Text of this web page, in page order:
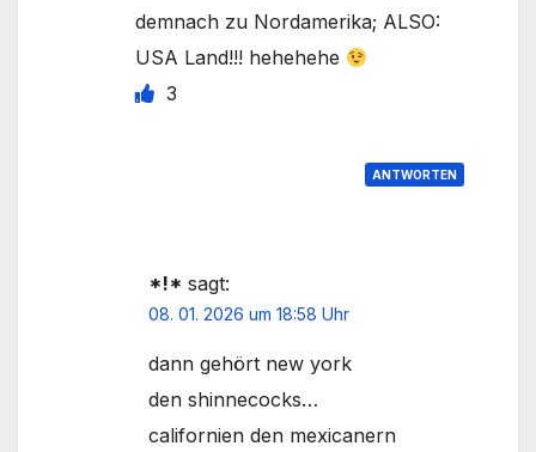
demnach zu Nordamerika; ALSO:
USA Land!!! hehehehe
3
ANTWORTEN
*!* sagt:
08. 01. 2026 um 18:58 Uhr
dann gehört new york
den shinnecocks…
californien den mexicanern